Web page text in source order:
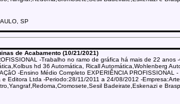
SP
de Acabamento (10/21/2021)
-Trabalho no ramo de gráfica há mais de 22 anos
hd 36 Automática, Ricall Automática,Wohlenberg
-Ensino Médio Completo EXPERIÊNCIA PROFISSIONAL -
e Editora Ltda -Periodo:28/11/2011 a 24/08/2012 -
Badeirate,Eskenazi e